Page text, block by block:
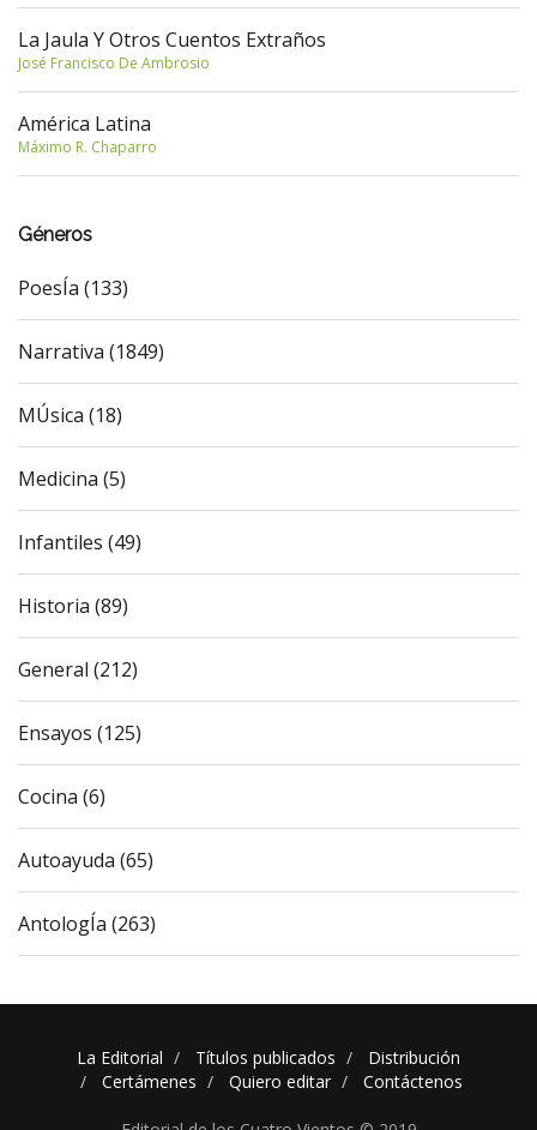
La Jaula Y Otros Cuentos Extraños
José Francisco De Ambrosio
América Latina
Máximo R. Chaparro
Géneros
PoesÍa (133)
Narrativa (1849)
MÚsica (18)
Medicina (5)
Infantiles (49)
Historia (89)
General (212)
Ensayos (125)
Cocina (6)
Autoayuda (65)
AntologÍa (263)
La Editorial Títulos publicados
Distribución
Certámenes
Quiero editar Contáctenos